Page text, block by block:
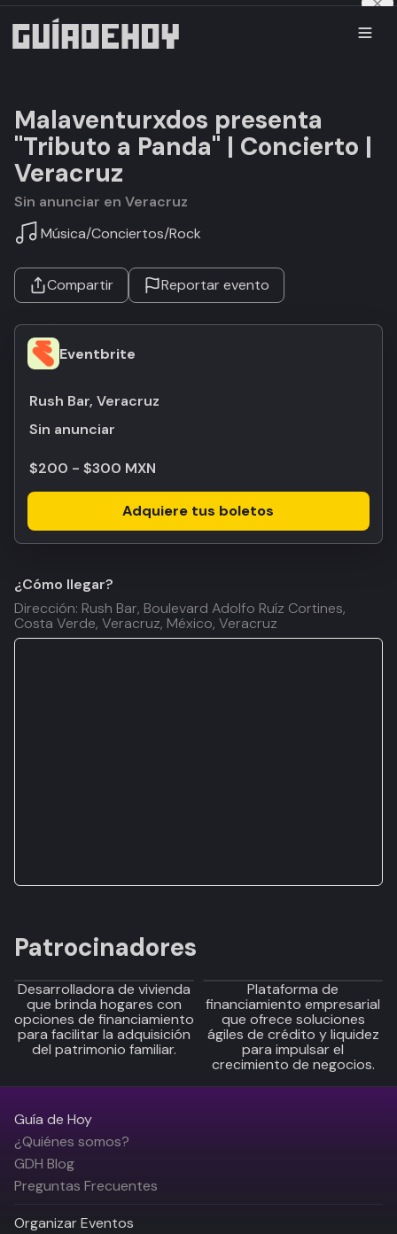
Malaventurxdos presenta
"Tributo a Panda" | Concierto |
Veracruz
Sin anunciar en Veracruz
Música/Conciertos/Rock
Compartir Reportar evento
Eventbrite
Rush Bar, Veracruz
Sin anunciar
$200 - $300 MXN
Adquiere tus boletos
¿Cómo llegar?
Dirección: Rush Bar, Boulevard Adolfo Ruíz Cortines,
Costa Verde, Veracruz, México, Veracruz
Patrocinadores
Desarrolladora de vivienda
que brinda hogares con
opciones de financiamiento
para facilitar la adquisición
del patrimonio familiar.
Plataforma de
financiamiento empresarial
que ofrece soluciones
ágiles de crédito y liquidez
para impulsar el
crecimiento de negocios.
Guía de Hoy
¿Quiénes somos?
GDH Blog
Preguntas Frecuentes
Organizar Eventos